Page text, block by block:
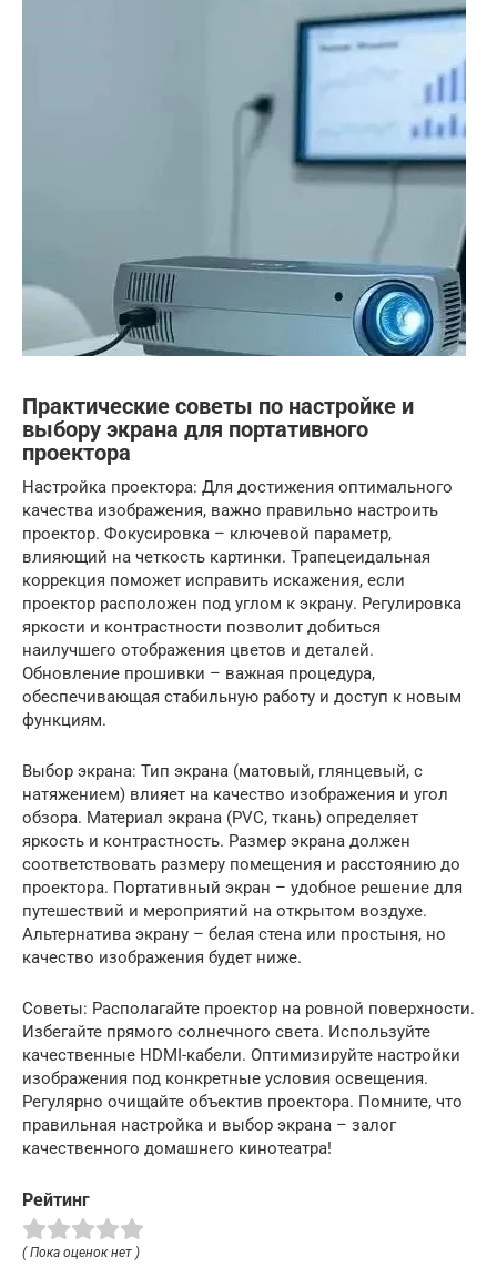
Практические советы по настройке и
выбору экрана для портативного
проектора
Настройка проектора: Для достижения оптимального
качества изображения, важно правильно настроить
проектор. Фокусировка – ключевой параметр,
влияющий на четкость картинки. Трапецеидальная
коррекция поможет исправить искажения, если
проектор расположен под углом к экрану. Регулировка
яркости и контрастности позволит добиться
наилучшего отображения цветов и деталей.
Обновление прошивки – важная процедура,
обеспечивающая стабильную работу и доступ к новым
функциям.
Выбор экрана: Тип экрана (матовый, глянцевый, с
натяжением) влияет на качество изображения и угол
обзора. Материал экрана (PVC, ткань) определяет
яркость и контрастность. Размер экрана должен
соответствовать размеру помещения и расстоянию до
проектора. Портативный экран – удобное решение для
путешествий и мероприятий на открытом воздухе.
Альтернатива экрану – белая стена или простыня, но
качество изображения будет ниже.
Советы: Располагайте проектор на ровной поверхности.
Избегайте прямого солнечного света. Используйте
качественные HDMI-кабели. Оптимизируйте настройки
изображения под конкретные условия освещения.
Регулярно очищайте объектив проектора. Помните, что
правильная настройка и выбор экрана – залог
качественного домашнего кинотеатра!
Рейтинг
( Пока оценок нет )